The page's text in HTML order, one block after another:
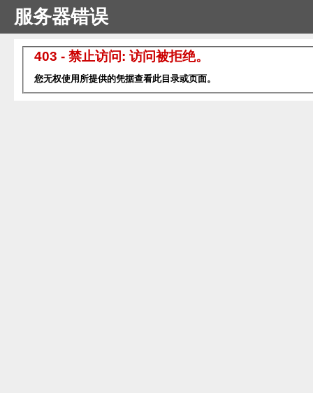
服务器错误
403 - 禁止访问: 访问被拒绝。
您无权使用所提供的凭据查看此目录或页面。